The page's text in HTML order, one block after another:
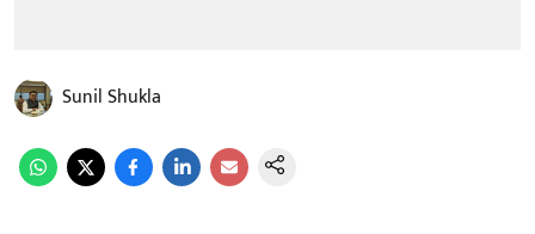
Sunil Shukla